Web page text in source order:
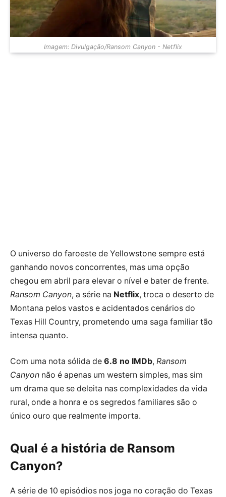
Imagem: Divulgação/Ransom Canyon - Netflix
O universo do faroeste de Yellowstone sempre está
ganhando novos concorrentes, mas uma opção
chegou em abril para elevar o nível e bater de frente.
Ransom Canyon, a série na Netflix, troca o deserto de
Montana pelos vastos e acidentados cenários do
Texas Hill Country, prometendo uma saga familiar tão
intensa quanto.
Com uma nota sólida de 6.8 no IMDb, Ransom
Canyon não é apenas um western simples, mas sim
um drama que se deleita nas complexidades da vida
rural, onde a honra e os segredos familiares são o
único ouro que realmente importa.
Qual é a história de Ransom
Canyon?
A série de 10 episódios nos joga no coração do Texas